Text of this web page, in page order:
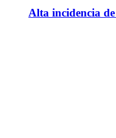
Alta incidencia